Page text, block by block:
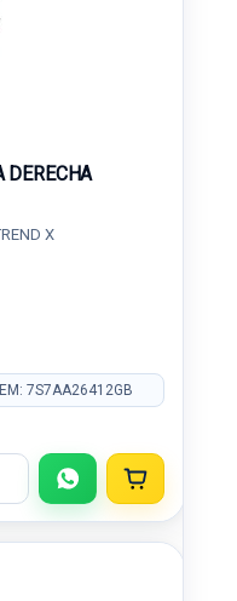
DERECHA
X
7S7AA26412GB